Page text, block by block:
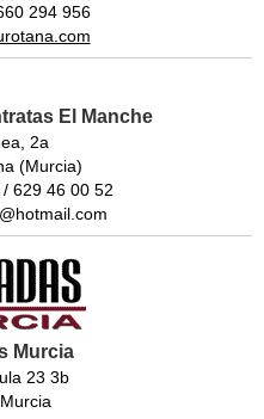
294 956
El Manche
2a
(Murcia)
629 46 00 52
Murcia
23 3b